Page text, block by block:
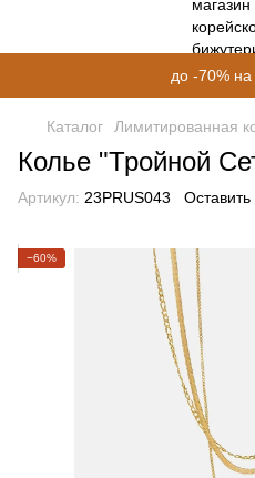
до -70% на
Каталог Лимитированная
Колье "Тройной
Артикул: 23PRUS043 Оставить
−60%